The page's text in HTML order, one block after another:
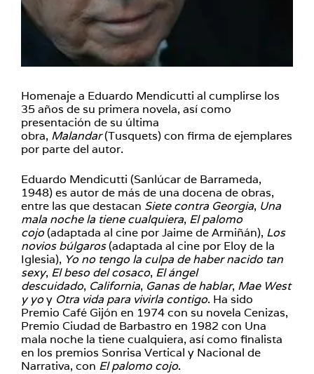
Homenaje a Eduardo Mendicutti al cumplirse los
35 años de su primera novela, así como
presentación de su última
obra, Malandar(Tusquets) con firma de ejemplares
por parte del autor.
Eduardo Mendicutti (Sanlúcar de Barrameda,
1948) es autor de más de una docena de obras,
entre las que destacan Siete contra Georgia, Una
mala noche la tiene cualquiera, El palomo
cojo(adaptada al cine por Jaime de Armiñán), Los
novios búlgaros(adaptada al cine por Eloy de la
Iglesia), Yo no tengo la culpa de haber nacido tan
sexy, El beso del cosaco, El ángel
descuidado, California, Ganas de hablar, Mae West
y yoy Otra vida para vivirla contigo. Ha sido
Premio Café Gijón en 1974 con su novela Cenizas,
Premio Ciudad de Barbastro en 1982 con Una
mala noche la tiene cualquiera, así como finalista
en los premios Sonrisa Vertical y Nacional de
Narrativa, con El palomo cojo.